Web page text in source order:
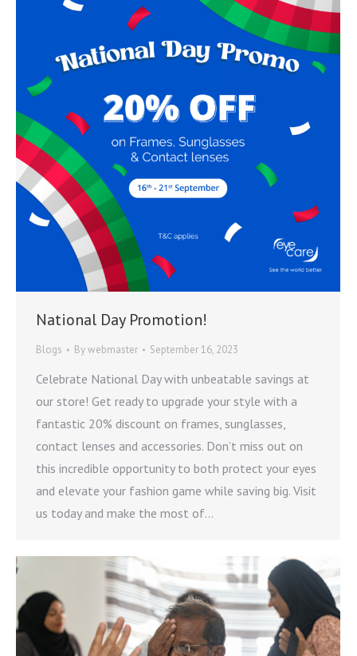
National Day Promotion!
Blogs Bywebmaster September 16, 2023
Celebrate National Day with unbeatable savings at
our store! Get ready to upgrade your style with a
fantastic 20% discount on frames, sunglasses,
contact lenses and accessories. Don’t miss out on
this incredible opportunity to both protect your eyes
and elevate your fashion game while saving big. Visit
us today and make the most of…